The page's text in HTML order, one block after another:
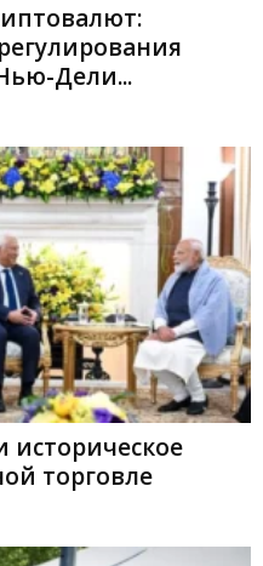
Дели...
торговле